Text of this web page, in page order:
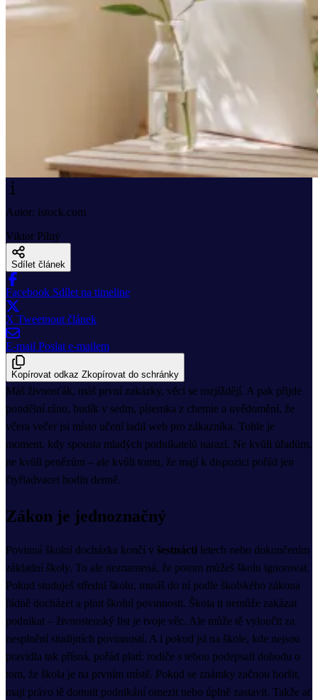
Autor: istock.com
Viktor Pilný
Sdílet článek
Facebook Sdílet na timeline
X Tweetnout článek
E-mail Poslat e-mailem
Kopírovat odkaz Zkopírovat do schránky
Máš živnosťák, máš první zakázky, věci se rozjíždějí. A pak přijde
pondělní ráno, budík v sedm, písemka z chemie a uvědomění, že
včera večer jsi místo učení ladil web pro zákazníka. Tohle je
moment, kdy spousta mladých podnikatelů narazí. Ne kvůli úřadům,
ne kvůli penězům – ale kvůli tomu, že mají k dispozici pořád jen
čtyřiadvacet hodin denně.
Zákon je jednoznačný
Povinná školní docházka končí v šestnácti letech nebo dokončením
základní školy. To ale neznamená, že potom můžeš školu ignorovat.
Pokud studuješ střední školu, musíš do ní podle školského zákona
řádně docházet a plnit školní povinnosti. Škola ti nemůže zakázat
podnikat – živnostenský list je tvoje věc. Ale může tě vyloučit za
nesplnění studijních povinností. A i pokud jsi na škole, kde nejsou
pravidla tak přísná, pořád platí: rodiče s tebou podepsali dohodu o
tom, že škola je na prvním místě. Pokud se známky začnou horšit,
mají právo tě donutit podnikání omezit nebo úplně zastavit. Takže ať